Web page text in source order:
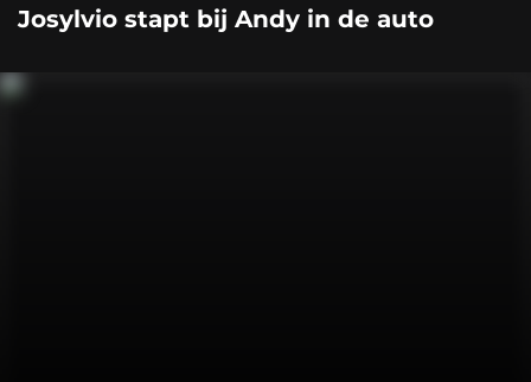
Josylvio stapt bij Andy in de auto